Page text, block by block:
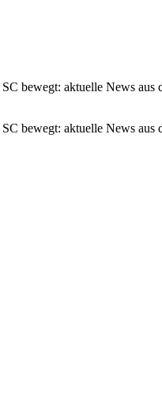
bewegt: aktuelle News
bewegt: aktuelle News